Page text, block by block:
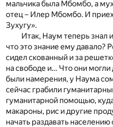
мальчика была Мбомбо, а
отец – Илер Мбомбо. И
Зухугу».
Итак, Наум теперь знал
что это знание ему давало?
сидел скованный и за
на свободе и… Что они могли
были намерения, у Наума
сейчас грабили
гуманитарной помощью,
макароны, рис и другие
начать раздавать